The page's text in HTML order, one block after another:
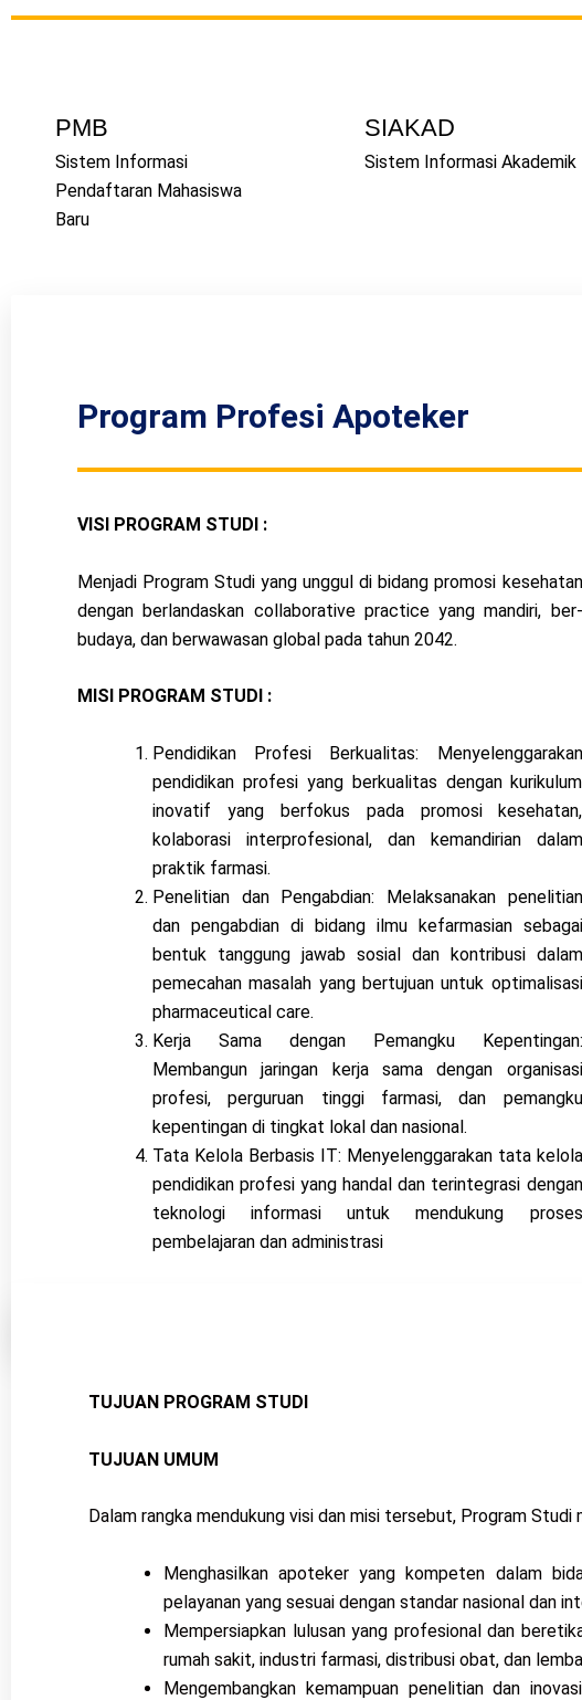
PMB
Sistem Informasi
Pendaftaran Mahasiswa
Baru
SIAKAD
Sistem Informasi Akademik
Program Profesi Apoteker
VISI PROGRAM STUDI :
Menjadi Program Studi yang unggul di bidang promosi kesehatan
dengan berlandaskan collaborative practice yang mandiri, ber-
budaya, dan berwawasan global pada tahun 2042.
MISI PROGRAM STUDI :
Pendidikan Profesi Berkualitas: Menyelenggarakan
pendidikan profesi yang berkualitas dengan kurikulum
inovatif yang berfokus pada promosi kesehatan,
kolaborasi interprofesional, dan kemandirian dalam
praktik farmasi.
Penelitian dan Pengabdian: Melaksanakan penelitian
dan pengabdian di bidang ilmu kefarmasian sebagai
bentuk tanggung jawab sosial dan kontribusi dalam
pemecahan masalah yang bertujuan untuk optimalisasi
pharmaceutical care.
Kerja Sama dengan Pemangku Kepentingan:
Membangun jaringan kerja sama dengan organisasi
profesi, perguruan tinggi farmasi, dan pemangku
kepentingan di tingkat lokal dan nasional.
Tata Kelola Berbasis IT: Menyelenggarakan tata kelola
pendidikan profesi yang handal dan terintegrasi dengan
teknologi informasi untuk mendukung proses
pembelajaran dan administrasi
TUJUAN PROGRAM STUDI
TUJUAN UMUM
Dalam rangka mendukung visi dan misi tersebut, Program Studi
Menghasilkan apoteker yang kompeten dalam
pelayanan yang sesuai dengan standar nasional dan
Mempersiapkan lulusan yang profesional dan
rumah sakit, industri farmasi, distribusi obat, dan
Mengembangkan kemampuan penelitian dan